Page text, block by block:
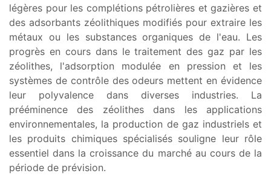
légères pour les complétions pétrolières et gazières et
des adsorbants zéolithiques modifiés pour extraire les
métaux ou les substances organiques de l'eau. Les
progrès en cours dans le traitement des gaz par les
zéolithes, l'adsorption modulée en pression et les
systèmes de contrôle des odeurs mettent en évidence
leur polyvalence dans diverses industries. La
prééminence des zéolithes dans les applications
environnementales, la production de gaz industriels et
les produits chimiques spécialisés souligne leur rôle
essentiel dans la croissance du marché au cours de la
période de prévision.